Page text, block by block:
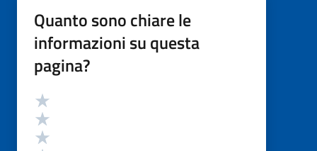
Quanto sono chiare le
informazioni su questa
pagina?
Valutazione